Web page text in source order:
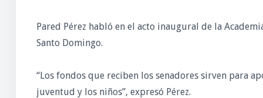
Pared Pérez habló en el acto inaugural de la
Santo Domingo.
“Los fondos que reciben los senadores sirven para
juventud y los niños”, expresó Pérez.